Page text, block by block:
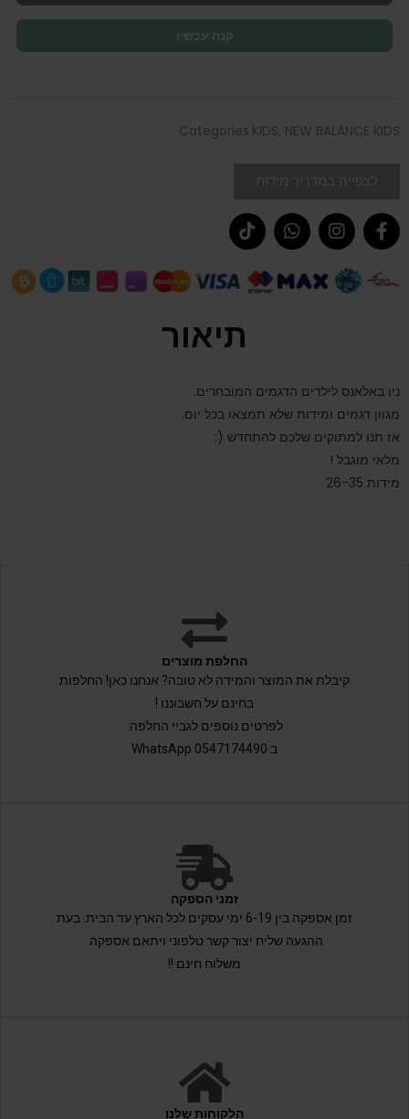
קנה עכשיו
Categories KIDS, NEW BALANCE KIDS
תיאור
ניו באלאנס לילדים הדגמים המובחרים.
מגוון דגמים ומידות שלא תמצאו בכל יום.
אז תנו למתוקים שלכם להתחדש (:
מלאי מוגבל !
מידות 26-35
החלפת מוצרים
קיבלת את המוצר והמידה לא טובה? אנחנו כאן! החלפות
בחינם על חשבוננו !
לפרטים נוספים לגביי החלפה:
ב 0547174490 WhatsApp
זמני הספקה
זמן אספקה בין 6-19 ימי עסקים לכל הארץ עד הבית. בעת
ההגעה שליח יצור קשר טלפוני ויתאם אספקה.
משלוח חינם !!
הלקוחות שלנו